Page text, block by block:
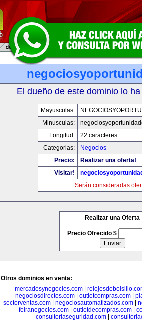
El dueño de este dominio lo
Mayusculas:
Minusculas:
Longitud:
22 caracteres
Categorias:
Negocios
Precio:
Realizar una oferta!
Visitar!
Serán consideradas
Realizar una Oferta
Precio Ofrecido $
Otros dominios en venta:
mercadosynegocios.com
negociosdirectos.com
outletcompras.com
sectorventas.com
negociosautomatizados.com
feiranegocios.com| outletdecompras.com|
consultoriaseguridad.com